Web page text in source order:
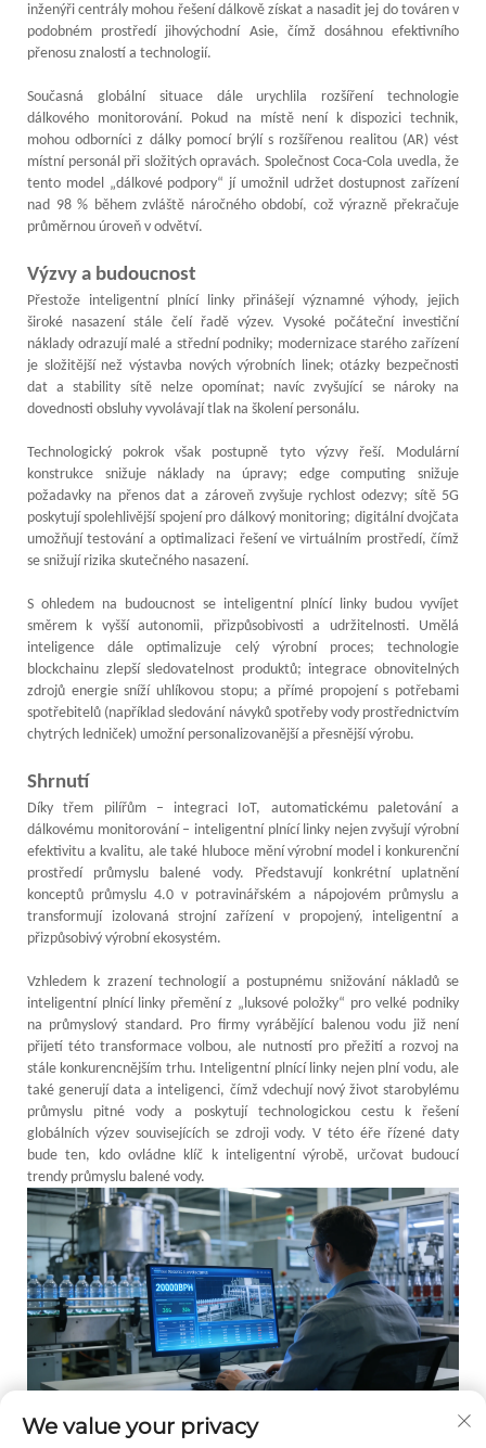
inženýři centrály mohou řešení dálkově získat a nasadit jej do továren v
podobném prostředí jihovýchodní Asie, čímž dosáhnou efektivního
přenosu znalostí a technologií.
Současná globální situace dále urychlila rozšíření technologie
dálkového monitorování. Pokud na místě není k dispozici technik,
mohou odborníci z dálky pomocí brýlí s rozšířenou realitou (AR) vést
místní personál při složitých opravách. Společnost Coca-Cola uvedla, že
tento model „dálkové podpory“ jí umožnil udržet dostupnost zařízení
nad 98 % během zvláště náročného období, což výrazně překračuje
průměrnou úroveň v odvětví.
Výzvy a budoucnost
Přestože inteligentní plnící linky přinášejí významné výhody, jejich
široké nasazení stále čelí řadě výzev. Vysoké počáteční investiční
náklady odrazují malé a střední podniky; modernizace starého zařízení
je složitější než výstavba nových výrobních linek; otázky bezpečnosti
dat a stability sítě nelze opomínat; navíc zvyšující se nároky na
dovednosti obsluhy vyvolávají tlak na školení personálu.
Technologický pokrok však postupně tyto výzvy řeší. Modulární
konstrukce snižuje náklady na úpravy; edge computing snižuje
požadavky na přenos dat a zároveň zvyšuje rychlost odezvy; sítě 5G
poskytují spolehlivější spojení pro dálkový monitoring; digitální dvojčata
umožňují testování a optimalizaci řešení ve virtuálním prostředí, čímž
se snižují rizika skutečného nasazení.
S ohledem na budoucnost se inteligentní plnící linky budou vyvíjet
směrem k vyšší autonomii, přizpůsobivosti a udržitelnosti. Umělá
inteligence dále optimalizuje celý výrobní proces; technologie
blockchainu zlepší sledovatelnost produktů; integrace obnovitelných
zdrojů energie sníží uhlíkovou stopu; a přímé propojení s potřebami
spotřebitelů (například sledování návyků spotřeby vody prostřednictvím
chytrých ledniček) umožní personalizovanější a přesnější výrobu.
Shrnutí
Díky třem pilířům – integraci IoT, automatickému paletování a
dálkovému monitorování – inteligentní plnící linky nejen zvyšují výrobní
efektivitu a kvalitu, ale také hluboce mění výrobní model i konkurenční
prostředí průmyslu balené vody. Představují konkrétní uplatnění
konceptů průmyslu 4.0 v potravinářském a nápojovém průmyslu a
transformují izolovaná strojní zařízení v propojený, inteligentní a
přizpůsobivý výrobní ekosystém.
Vzhledem k zrazení technologií a postupnému snižování nákladů se
inteligentní plnící linky přemění z „luksové položky“ pro velké podniky
na průmyslový standard. Pro firmy vyrábějící balenou vodu již není
přijetí této transformace volbou, ale nutností pro přežití a rozvoj na
stále konkurencnějším trhu. Inteligentní plnící linky nejen plní vodu, ale
také generují data a inteligenci, čímž vdechují nový život starobylému
průmyslu pitné vody a poskytují technologickou cestu k řešení
globálních výzev souvisejících se zdroji vody. V této éře řízené daty
bude ten, kdo ovládne klíč k inteligentní výrobě, určovat budoucí
trendy průmyslu balené vody.
We value your privacy